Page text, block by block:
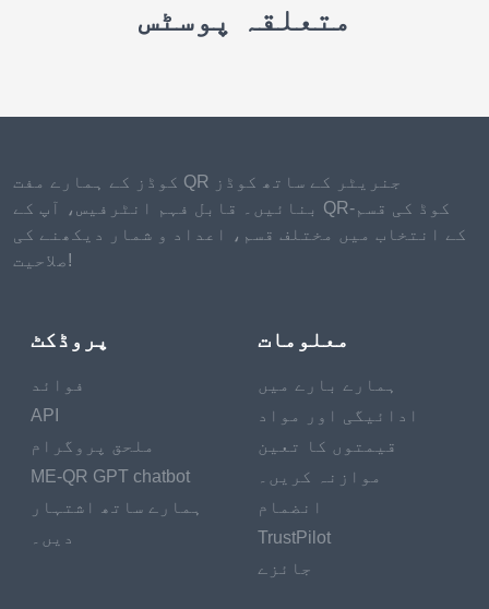
متعلقہ پوسٹس
کوڈز کے ہمارے مفت QR جنریٹر کے ساتھ کوڈز
بنائیں۔ قابل فہم انٹرفیس، آپ کے QR-کوڈ کی قسم
کے انتخاب میں مختلف قسم، اعداد و شمار دیکھنے کی
صلاحیت!
پروڈکٹ
فوائد
API
ملحق پروگرام
ME-QR GPT chatbot
ہمارے ساتھ اشتہار
دیں۔
معلومات
ہمارے بارے میں
ادائیگی اور مواد
قیمتوں کا تعین
موازنہ کریں۔
انضمام
TrustPilot
جائزے